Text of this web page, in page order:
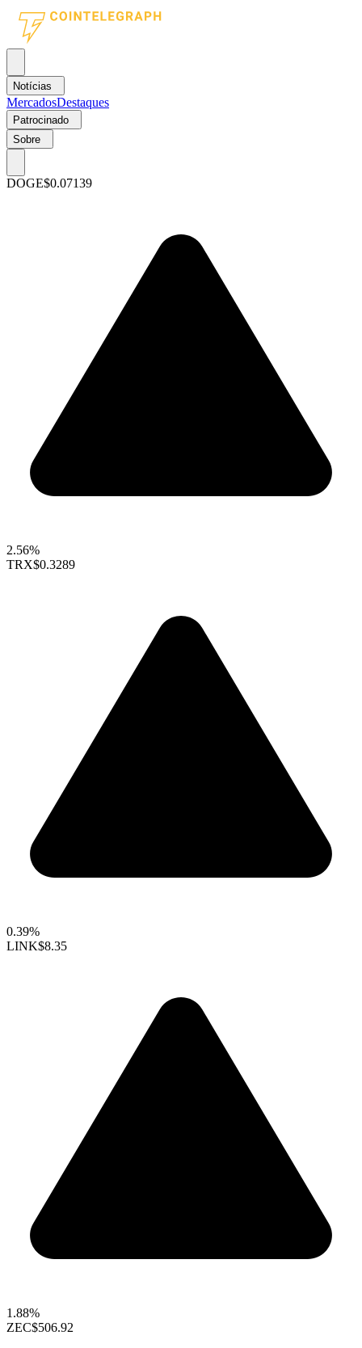
Notícias
MercadosDestaques
Patrocinado
Sobre
DOGE$0.07139
2.56%
TRX$0.3289
0.39%
LINK$8.35
1.88%
ZEC$506.92